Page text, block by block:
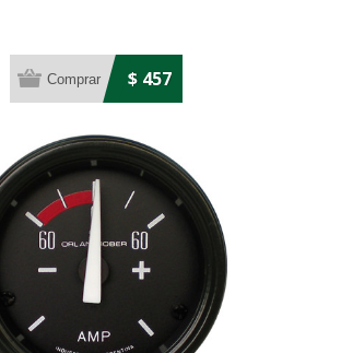
$ 457